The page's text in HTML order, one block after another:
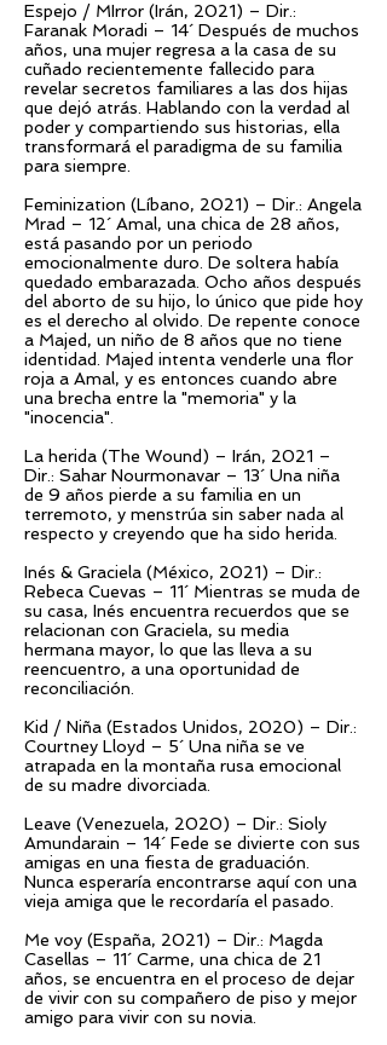
Espejo / MIrror (Irán, 2021) – Dir.:
Faranak Moradi – 14´ Después de muchos
años, una mujer regresa a la casa de su
cuñado recientemente fallecido para
revelar secretos familiares a las dos hijas
que dejó atrás. Hablando con la verdad al
poder y compartiendo sus historias, ella
transformará el paradigma de su familia
para siempre.
Feminization (Líbano, 2021) – Dir.: Angela
Mrad – 12´ Amal, una chica de 28 años,
está pasando por un periodo
emocionalmente duro. De soltera había
quedado embarazada. Ocho años después
del aborto de su hijo, lo único que pide hoy
es el derecho al olvido. De repente conoce
a Majed, un niño de 8 años que no tiene
identidad. Majed intenta venderle una flor
roja a Amal, y es entonces cuando abre
una brecha entre la "memoria" y la
"inocencia".
La herida (The Wound) – Irán, 2021 –
Dir.: Sahar Nourmonavar – 13´ Una niña
de 9 años pierde a su familia en un
terremoto, y menstrúa sin saber nada al
respecto y creyendo que ha sido herida.
Inés & Graciela (México, 2021) – Dir.:
Rebeca Cuevas – 11´ Mientras se muda de
su casa, Inés encuentra recuerdos que se
relacionan con Graciela, su media
hermana mayor, lo que las lleva a su
reencuentro, a una oportunidad de
reconciliación.
Kid / Niña (Estados Unidos, 2020) – Dir.:
Courtney Lloyd – 5´ Una niña se ve
atrapada en la montaña rusa emocional
de su madre divorciada.
Leave (Venezuela, 2020) – Dir.: Sioly
Amundarain – 14´ Fede se divierte con sus
amigas en una fiesta de graduación.
Nunca esperaría encontrarse aquí con una
vieja amiga que le recordaría el pasado.
Me voy (España, 2021) – Dir.: Magda
Casellas – 11´ Carme, una chica de 21
años, se encuentra en el proceso de dejar
de vivir con su compañero de piso y mejor
amigo para vivir con su novia.